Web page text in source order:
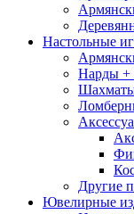
Настольные
Нарды
Другие
Ювелирные